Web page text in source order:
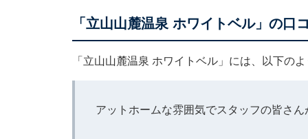
「立山山麓温泉 ホワイトベル」の口
「立山山麓温泉 ホワイトベル」には、以下の
アットホームな雰囲気でスタッフの皆さん